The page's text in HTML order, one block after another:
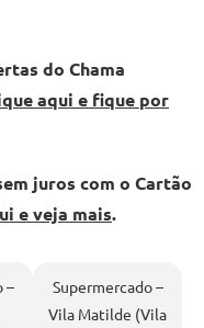
do Chama
aqui e fique por
juros com o Cartão
e veja mais.
–
Supermercado –
Vila Matilde (Vila